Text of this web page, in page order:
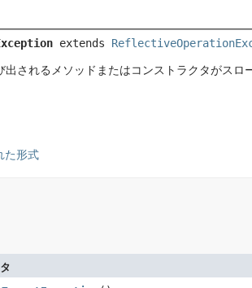
extends
れるメソッドまたはコンストラクタがスロ
た形式